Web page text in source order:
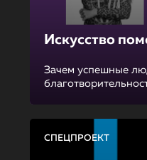
Искусство
Зачем успешные
СПЕЦПРОЕКТ